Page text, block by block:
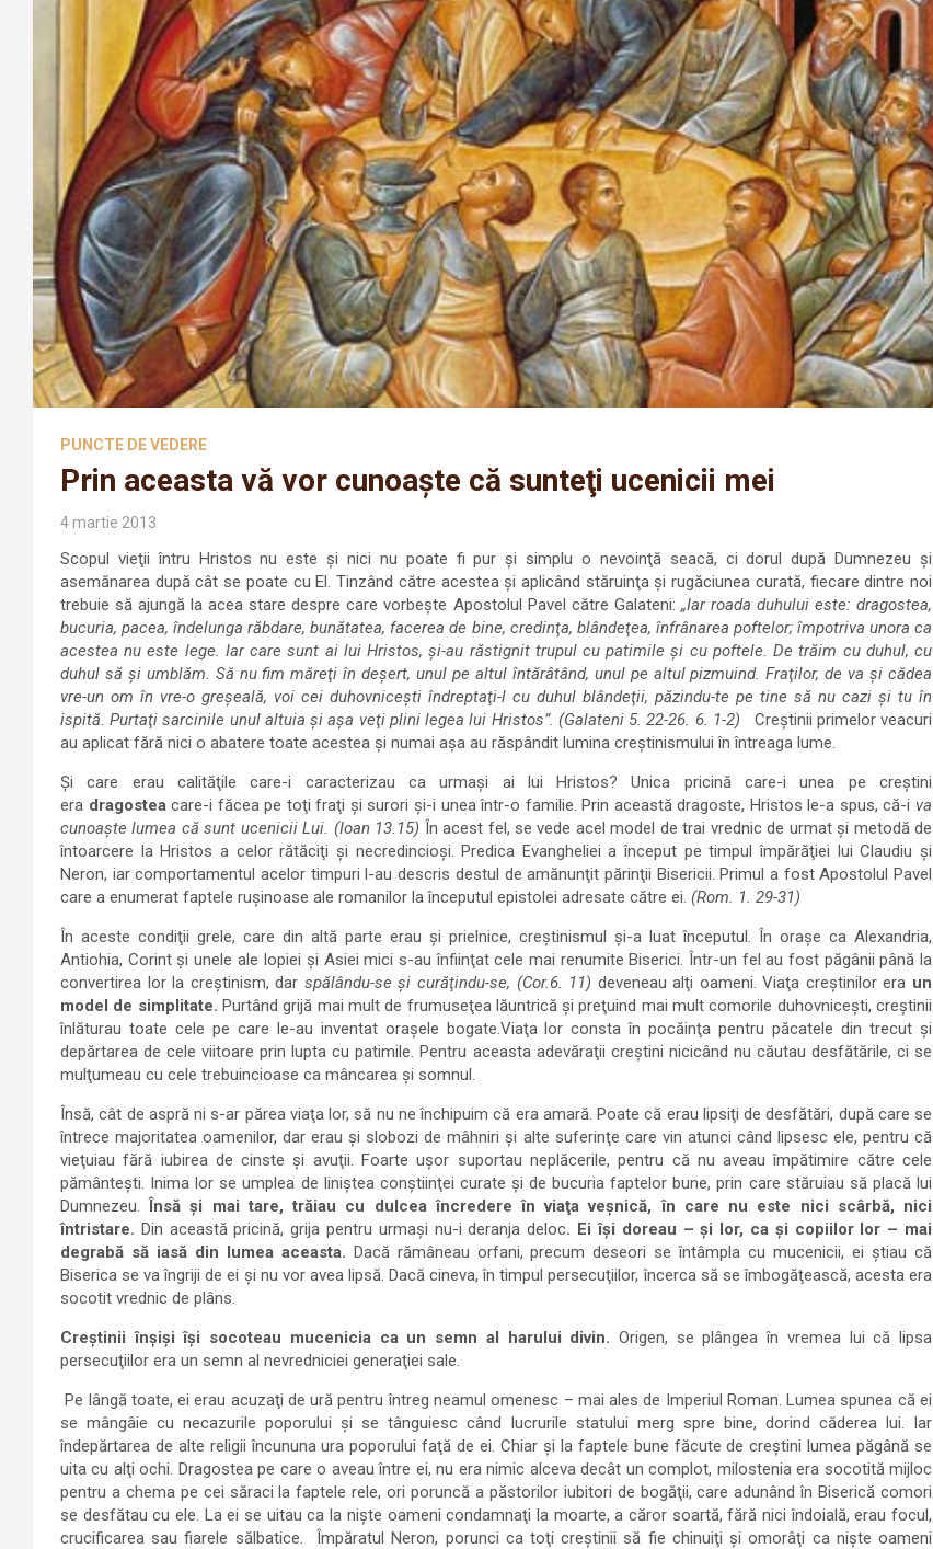
PUNCTE DE VEDERE
Prin aceasta vă vor cunoaşte că sunteţi ucenicii mei
4 martie 2013
Scopul vieţii întru Hristos nu este şi nici nu poate fi pur şi simplu o nevoinţă seacă, ci dorul după Dumnezeu şi
asemănarea după cât se poate cu El. Tinzând către acestea şi aplicând stăruinţa şi rugăciunea curată, fiecare dintre noi
trebuie să ajungă la acea stare despre care vorbeşte Apostolul Pavel către Galateni: „Iar roada duhului este: dragostea,
bucuria, pacea, îndelunga răbdare, bunătatea, facerea de bine, credinţa, blândeţea, înfrânarea poftelor; împotriva unora ca
acestea nu este lege. Iar care sunt ai lui Hristos, şi-au răstignit trupul cu patimile şi cu poftele. De trăim cu duhul, cu
duhul să şi umblăm. Să nu fim măreţi în deşert, unul pe altul întărâtând, unul pe altul pizmuind. Fraţilor, de va şi cădea
vre-un om în vre-o greşeală, voi cei duhovniceşti îndreptaţi-l cu duhul blândeţii, păzindu-te pe tine să nu cazi şi tu în
ispită. Purtaţi sarcinile unul altuia şi aşa veţi plini legea lui Hristos”. (Galateni 5. 22-26. 6. 1-2) Creştinii primelor veacuri
au aplicat fără nici o abatere toate acestea şi numai aşa au răspândit lumina creştinismului în întreaga lume.
Şi care erau calităţile care-i caracterizau ca urmaşi ai lui Hristos? Unica pricină care-i unea pe creştini
era dragostea care-i făcea pe toţi fraţi şi surori şi-i unea într-o familie. Prin această dragoste, Hristos le-a spus, că-i va
cunoaşte lumea că sunt ucenicii Lui. (Ioan 13.15) În acest fel, se vede acel model de trai vrednic de urmat şi metodă de
întoarcere la Hristos a celor rătăciţi şi necredincioşi. Predica Evangheliei a început pe timpul împărăţiei lui Claudiu şi
Neron, iar comportamentul acelor timpuri l-au descris destul de amănunţit părinţii Bisericii. Primul a fost Apostolul Pavel
care a enumerat faptele ruşinoase ale romanilor la începutul epistolei adresate către ei. (Rom. 1. 29-31)
În aceste condiţii grele, care din altă parte erau şi prielnice, creştinismul şi-a luat începutul. În oraşe ca Alexandria,
Antiohia, Corint şi unele ale Iopiei şi Asiei mici s-au înfiinţat cele mai renumite Biserici. Într-un fel au fost păgânii până la
convertirea lor la creştinism, dar spălându-se şi curăţindu-se, (Cor.6. 11) deveneau alţi oameni. Viaţa creştinilor era un
model de simplitate. Purtând grijă mai mult de frumuseţea lăuntrică şi preţuind mai mult comorile duhovniceşti, creştinii
înlăturau toate cele pe care le-au inventat oraşele bogate.Viaţa lor consta în pocăinţa pentru păcatele din trecut şi
depărtarea de cele viitoare prin lupta cu patimile. Pentru aceasta adevăraţii creştini nicicând nu căutau desfătările, ci se
mulţumeau cu cele trebuincioase ca mâncarea şi somnul.
Însă, cât de aspră ni s-ar părea viaţa lor, să nu ne închipuim că era amară. Poate că erau lipsiţi de desfătări, după care se
întrece majoritatea oamenilor, dar erau şi slobozi de mâhniri şi alte suferinţe care vin atunci când lipsesc ele, pentru că
vieţuiau fără iubirea de cinste şi avuţii. Foarte uşor suportau neplăcerile, pentru că nu aveau împătimire către cele
pământeşti. Inima lor se umplea de liniştea conştiinţei curate şi de bucuria faptelor bune, prin care stăruiau să placă lui
Dumnezeu.Însă şi mai tare, trăiau cu dulcea încredere în viaţa veşnică, în care nu este nici scârbă, nici
întristare. Din această pricină, grija pentru urmaşi nu-i deranja deloc. Ei îşi doreau – şi lor, ca şi copiilor lor – mai
degrabă să iasă din lumea aceasta. Dacă rămâneau orfani, precum deseori se întâmpla cu mucenicii, ei ştiau că
Biserica se va îngriji de ei şi nu vor avea lipsă. Dacă cineva, în timpul persecuţiilor, încerca să se îmbogăţească, acesta era
socotit vrednic de plâns.
Creştinii înşişi îşi socoteau mucenicia ca un semn al harului divin. Origen, se plângea în vremea lui că lipsa
persecuţiilor era un semn al nevredniciei generaţiei sale.
Pe lângă toate, ei erau acuzaţi de ură pentru întreg neamul omenesc – mai ales de Imperiul Roman. Lumea spunea că ei
se mângâie cu necazurile poporului şi se tânguiesc când lucrurile statului merg spre bine, dorind căderea lui. Iar
îndepărtarea de alte religii încununa ura poporului faţă de ei. Chiar şi la faptele bune făcute de creştini lumea păgână se
uita cu alţi ochi. Dragostea pe care o aveau între ei, nu era nimic alceva decât un complot, milostenia era socotită mijloc
pentru a chema pe cei săraci la faptele rele, ori poruncă a păstorilor iubitori de bogăţii, care adunând în Biserică comori
se desfătau cu ele. La ei se uitau ca la nişte oameni condamnaţi la moarte, a căror soartă, fără nici îndoială, erau focul,
crucificarea sau fiarele sălbatice. Împăratul Neron, porunci ca toţi creştinii să fie chinuiţi şi omorâţi ca nişte oameni